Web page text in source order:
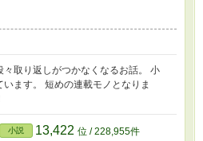
取り返しがつかなくなるお話。 小
ます。 短めの連載モノとなりま
小説 13,422 位 / 228,955件